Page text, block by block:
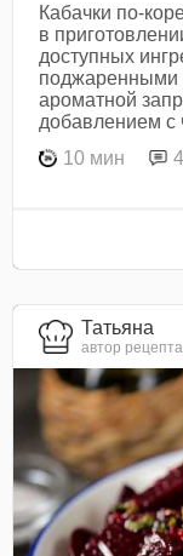
Кабачки по-
в
доступных
поджаренными
ароматной
добавлением с
10 мин
4
Татьяна
автор рецепта